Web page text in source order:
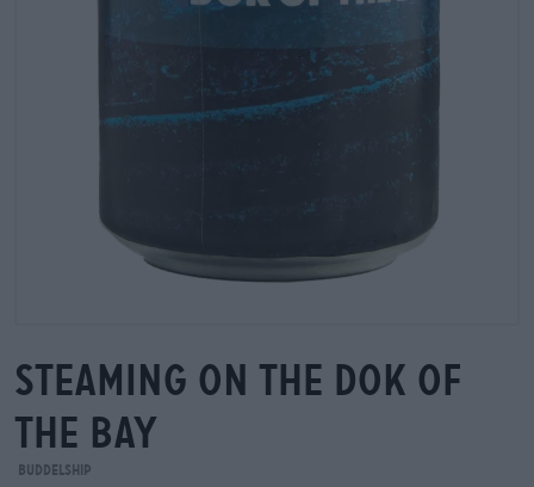
steaming on the dok of
the bay
Buddelship